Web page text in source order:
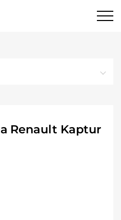
Renault Kaptur